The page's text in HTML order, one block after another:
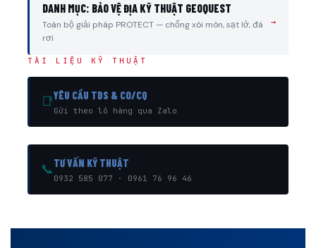
DANH MỤC: BẢO VỆ ĐỊA KỸ THUẬT GEOQUEST
Toàn bộ giải pháp PROTECT — chống xói mòn, sạt lở, đá
rơi
→
TÀI LIỆU KỸ THUẬT
📑YÊU CẦU TDS & CO/CQ
Gửi theo lô hàng qua Zalo
📞TƯ VẤN KỸ THUẬT
0932 585 077 · 0961 76 96 46